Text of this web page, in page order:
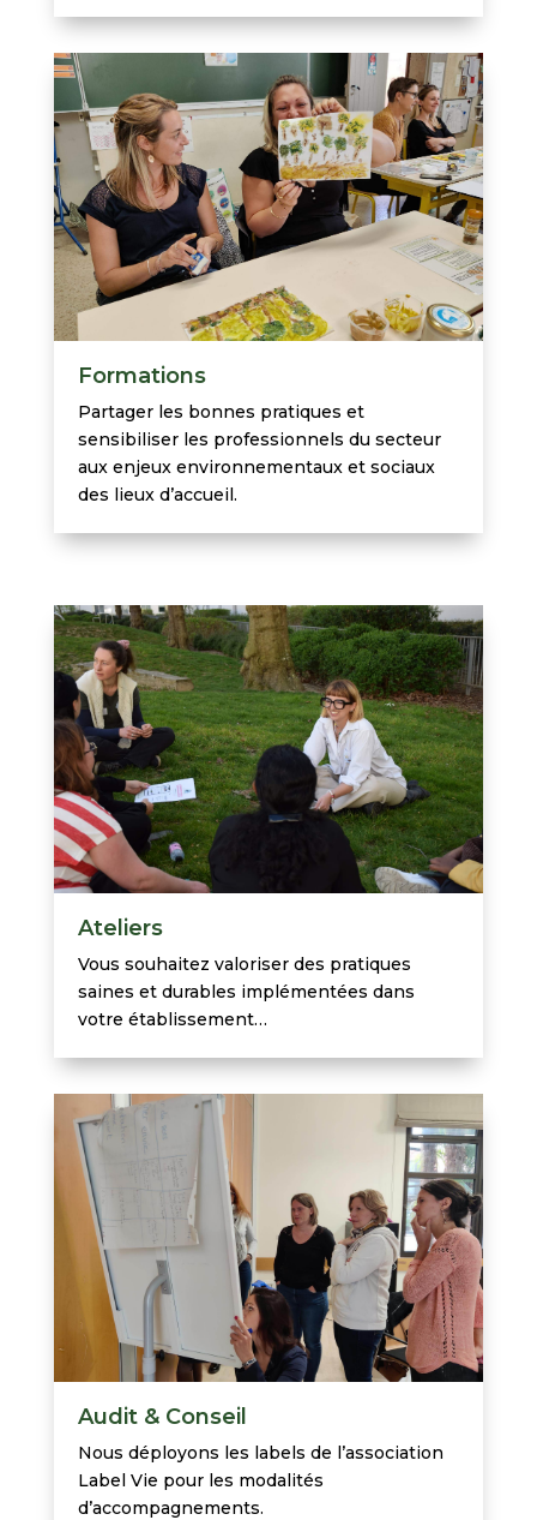
Formations
Partager les bonnes pratiques et
sensibiliser les professionnels du secteur
aux enjeux environnementaux et sociaux
des lieux d’accueil.
Ateliers
Vous souhaitez valoriser des pratiques
saines et durables implémentées dans
votre établissement…
Audit & Conseil
Nous déployons les labels de l’association
Label Vie pour les modalités
d’accompagnements.